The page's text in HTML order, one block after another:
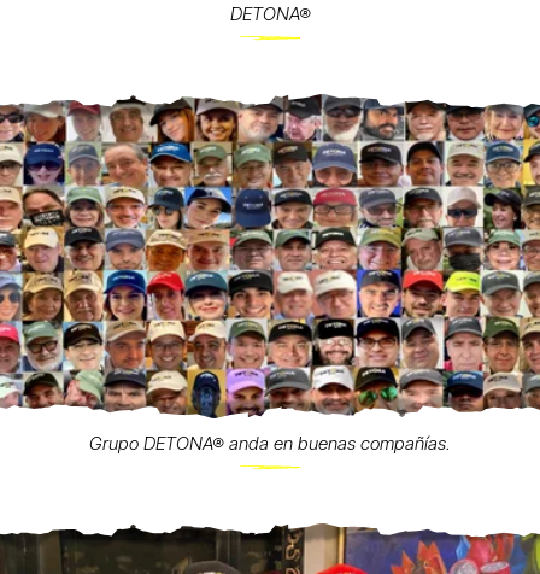
DETONA®
Grupo DETONA® anda en buenas compañías.